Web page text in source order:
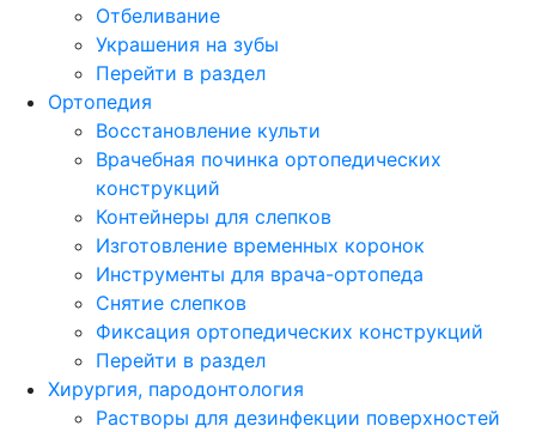
Отбеливание
Украшения на зубы
Перейти в раздел
Ортопедия
Восстановление культи
Врачебная починка ортопедических
конструкций
Контейнеры для слепков
Изготовление временных коронок
Инструменты для врача-ортопеда
Снятие слепков
Фиксация ортопедических конструкций
Перейти в раздел
Хирургия, пародонтология
Растворы для дезинфекции поверхностей